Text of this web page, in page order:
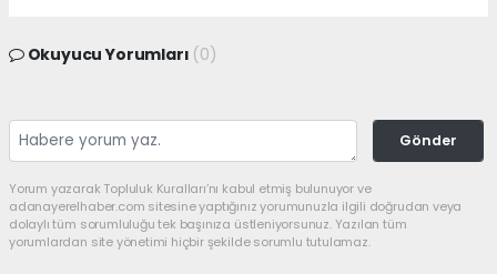
Okuyucu Yorumları (0)
Gönder
Yorum yazarak Topluluk Kuralları’nı kabul etmiş bulunuyor ve
adanayerelhaber.com sitesine yaptığınız yorumunuzla ilgili doğrudan veya
dolaylı tüm sorumluluğu tek başınıza üstleniyorsunuz. Yazılan tüm
yorumlardan site yönetimi hiçbir şekilde sorumlu tutulamaz.